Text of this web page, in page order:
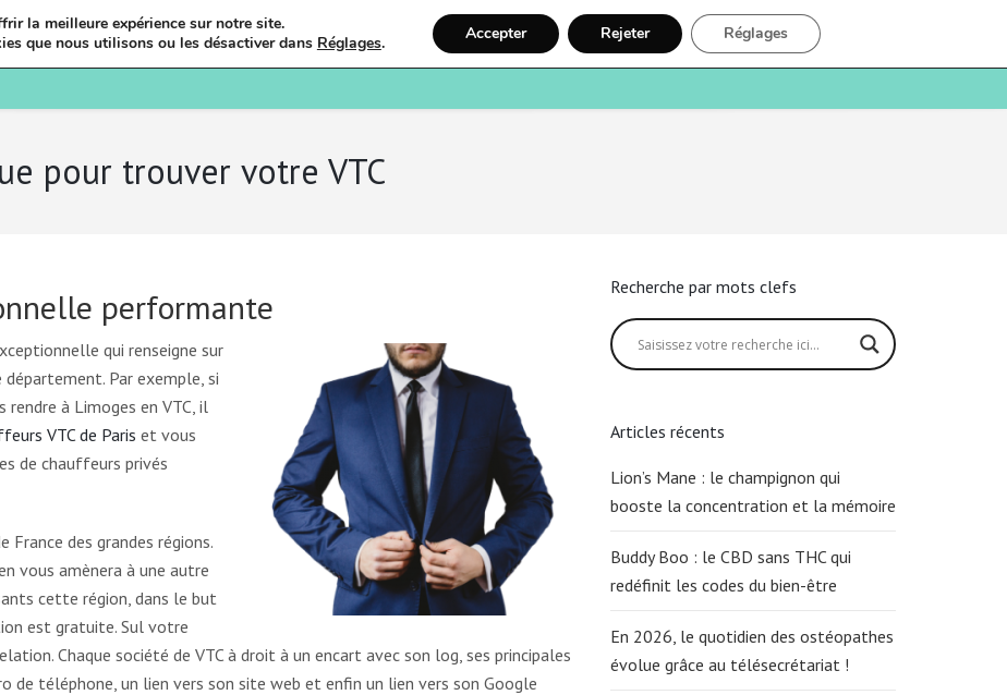
Bienvenue Ostéopathie Santé Recherche Inscription
pour trouver votre VTC
performante
qui renseigne sur
Par exemple, si
à Limoges en VTC, il
VTC de Paris et vous
de chauffeurs privés
France des grandes régions.
vous amènera à une autre
cette région, dans le but
est gratuite. Sul votre
Chaque société de VTC à droit à un encart avec son log, ses principales
de téléphone, un lien vers son site web et enfin un lien vers son Google
Recherche par mots clefs
Articles récents
Lion’s Mane : le champignon qui
booste la concentration et la mémoire
Buddy Boo : le CBD sans THC qui
redéfinit les codes du bien-être
En 2026, le quotidien des ostéopathes
évolue grâce au télésecrétariat !
la meilleure expérience sur notre site.
que nous utilisons ou les désactiver dans Réglages. Accepter Rejeter Réglages